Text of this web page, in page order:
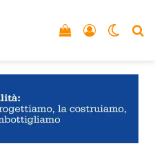
Accedi
Vedi il carrello